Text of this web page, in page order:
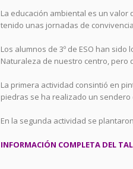
La educación ambiental es un
tenido unas jornadas de
Los alumnos de 3º de ESO han
Naturaleza de nuestro centro, pero
La primera actividad consintió en
piedras se ha realizado un
En la segunda actividad se
INFORMACIÓN COMPLETA DEL